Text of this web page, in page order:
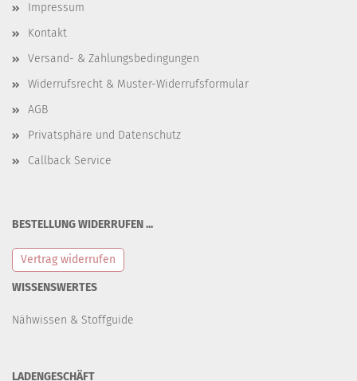
Impressum
Kontakt
Versand- & Zahlungsbedingungen
Widerrufsrecht & Muster-Widerrufsformular
AGB
Privatsphäre und Datenschutz
Callback Service
BESTELLUNG WIDERRUFEN ...
Vertrag widerrufen
WISSENSWERTES
Nähwissen & Stoffguide
LADENGESCHÄFT